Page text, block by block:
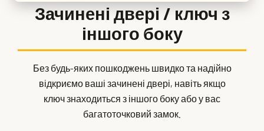
Зачинені двері / ключ з
іншого боку
Без будь-яких пошкоджень швидко та надійно
відкриємо ваші зачинені двері, навіть якщо
ключ знаходиться з іншого боку або у вас
багатоточковий замок.